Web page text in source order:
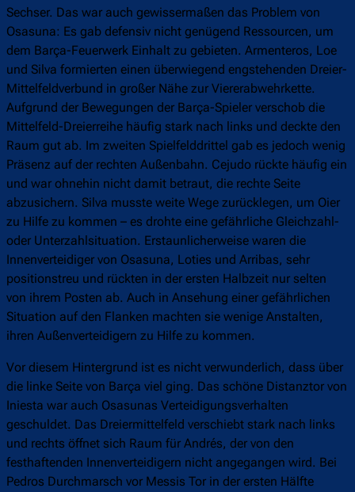
Sechser. Das war auch gewissermaßen das Problem von
Osasuna: Es gab defensiv nicht genügend Ressourcen, um
dem Barça-Feuerwerk Einhalt zu gebieten. Armenteros, Loe
und Silva formierten einen überwiegend engstehenden Dreier-
Mittelfeldverbund in großer Nähe zur Viererabwehrkette.
Aufgrund der Bewegungen der Barça-Spieler verschob die
Mittelfeld-Dreierreihe häufig stark nach links und deckte den
Raum gut ab. Im zweiten Spielfelddrittel gab es jedoch wenig
Präsenz auf der rechten Außenbahn. Cejudo rückte häufig ein
und war ohnehin nicht damit betraut, die rechte Seite
abzusichern. Silva musste weite Wege zurücklegen, um Oier
zu Hilfe zu kommen – es drohte eine gefährliche Gleichzahl-
oder Unterzahlsituation. Erstaunlicherweise waren die
Innenverteidiger von Osasuna, Loties und Arribas, sehr
positionstreu und rückten in der ersten Halbzeit nur selten
von ihrem Posten ab. Auch in Ansehung einer gefährlichen
Situation auf den Flanken machten sie wenige Anstalten,
ihren Außenverteidigern zu Hilfe zu kommen.
Vor diesem Hintergrund ist es nicht verwunderlich, dass über
die linke Seite von Barça viel ging. Das schöne Distanztor von
Iniesta war auch Osasunas Verteidigungsverhalten
geschuldet. Das Dreiermittelfeld verschiebt stark nach links
und rechts öffnet sich Raum für Andrés, der von den
festhaftenden Innenverteidigern nicht angegangen wird. Bei
Pedros Durchmarsch vor Messis Tor in der ersten Hälfte